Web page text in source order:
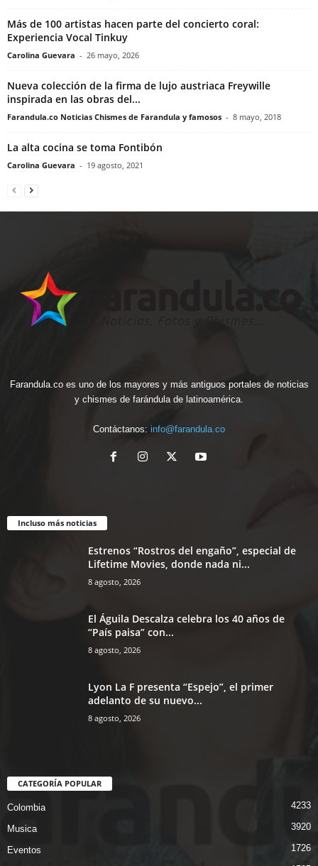
Más de 100 artistas hacen parte del concierto coral:
Experiencia Vocal Tinkuy
Carolina Guevara - 26 mayo, 2026
Nueva colección de la firma de lujo austriaca Freywille
inspirada en las obras del...
Farandula.co Noticias Chismes de Farandula y famosos - 8 mayo, 2018
La alta cocina se toma Fontibón
Carolina Guevara - 19 agosto, 2021
Farandula.co es uno de los mayores y más antiguos portales de noticias
y chismes de farándula de latinoamérica.
Contáctanos: info@farandula.co
Incluso más noticias
Estrenos “Rostros del engaño”, especial de
Lifetime Movies, donde nada ni...
8 agosto, 2026
El Águila Descalza celebra los 40 años de
“País paisa” con...
8 agosto, 2026
Lyon La F presenta “Espejo”, el primer
adelanto de su nuevo...
8 agosto, 2026
CATEGORÍA POPULAR
Colombia 4233
Musica 3920
Eventos 1726